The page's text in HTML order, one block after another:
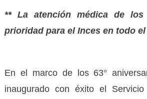
** La atención médica de los
prioridad para el Inces en todo
En el marco de los 63°
inaugurado con éxito el Servicio